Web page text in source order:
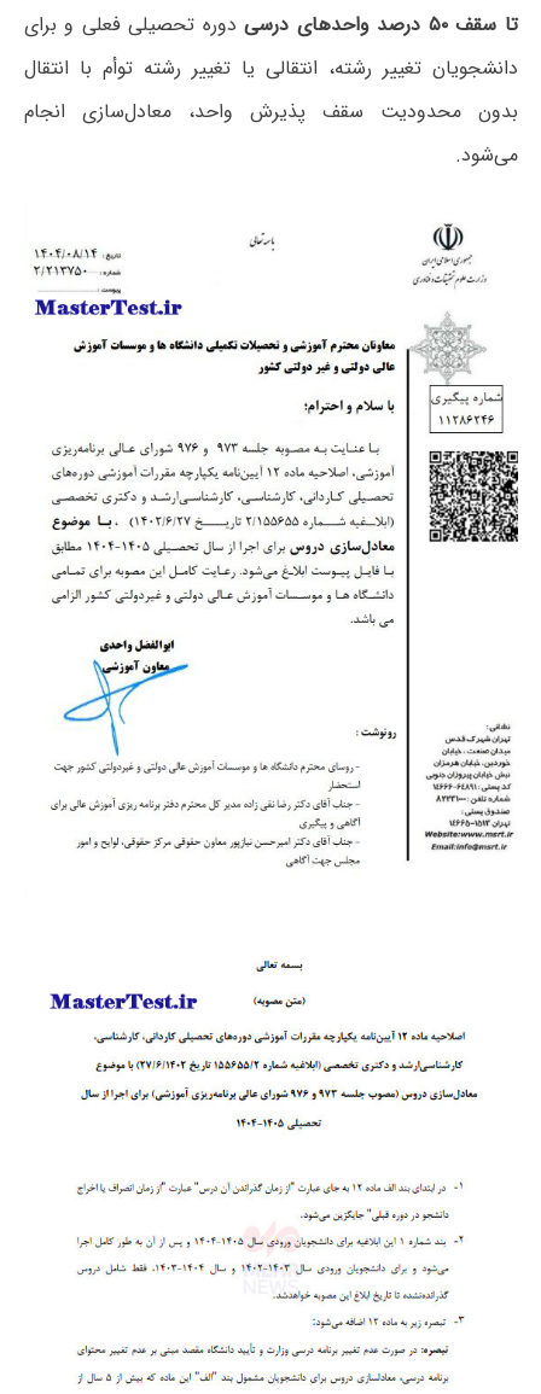
تا سقف ۵۰ درصد واحدهای درسی
دوره تحصیلی فعلی و برای
دانشجویان تغییر رشته، انتقالی یا تغییر رشته توأم با انتقال
بدون محدودیت سقف پذیرش واحد، معادل‌سازی انجام
می‌شود.